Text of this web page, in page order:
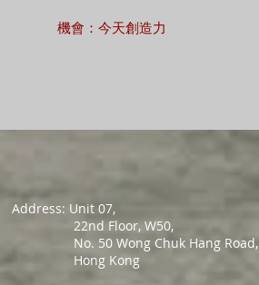
機會：今天創造力
Address: Unit 07,
22nd Floor, W50,
No. 50 Wong Chuk Hang Road,
Hong Kong